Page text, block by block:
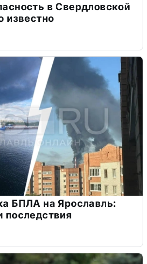
в Свердловской
известно
БПЛА на Ярославль:
последствия